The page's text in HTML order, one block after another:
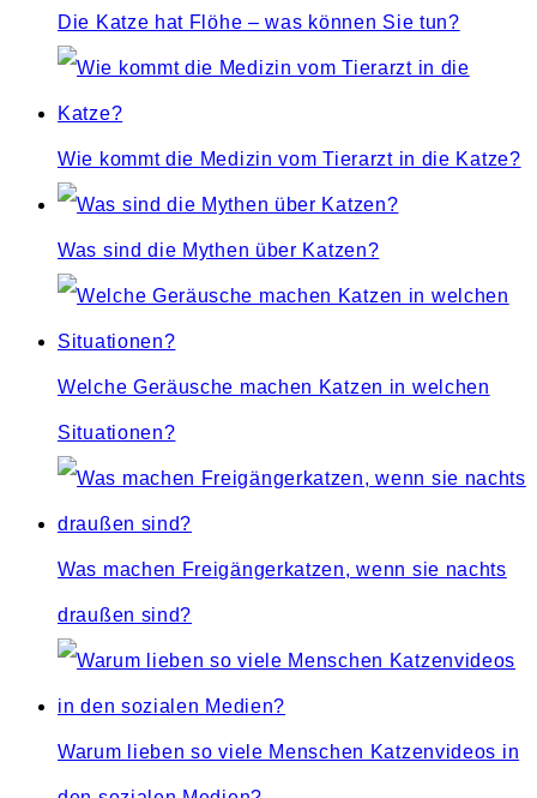
Die Katze hat Flöhe – was können Sie tun?
Wie kommt die Medizin vom Tierarzt in die Katze?
Was sind die Mythen über Katzen?
Welche Geräusche machen Katzen in welchen
Situationen?
Was machen Freigängerkatzen, wenn sie nachts
draußen sind?
Warum lieben so viele Menschen Katzenvideos in